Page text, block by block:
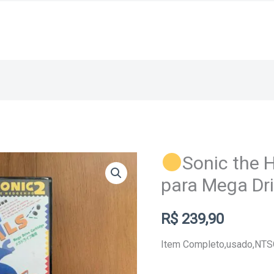
Sonic the
para Mega
R$ 239,90
Item